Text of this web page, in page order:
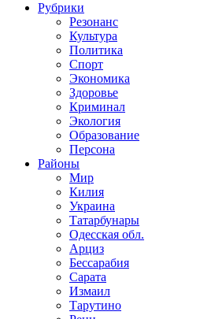
Рубрики
Резонанс
Культура
Политика
Спорт
Экономика
Здоровье
Криминал
Экология
Образование
Персона
Районы
Мир
Килия
Украина
Татарбунары
Одесская обл.
Арциз
Бессарабия
Сарата
Измаил
Тарутино